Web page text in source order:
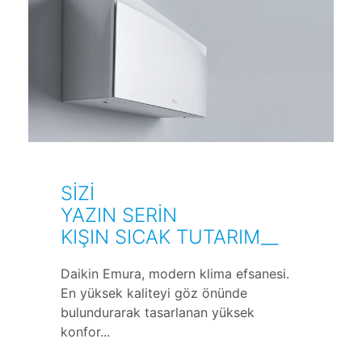
SİZİ
YAZIN SERİN
KIŞIN SICAK TUTARIM__
Daikin Emura, modern klima efsanesi.
En yüksek kaliteyi göz önünde
bulundurarak tasarlanan yüksek
konfor...